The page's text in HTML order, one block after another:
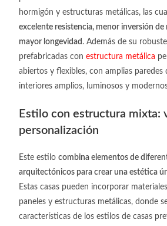
hormigón y estructuras metálicas, las
excelente resistencia, menor inversión
mayor longevidad . Además de su
prefabricadas con estructura metálica
abiertos y flexibles, con amplias paredes
interiores amplios, luminosos y
Estilo con estructura mixta:
personalización
Este estilocombina elementos de
arquitectónicos para crear una estética
Estas casas pueden incorporar
paneles y estructuras metálicas, donde
características de losestilos de casas